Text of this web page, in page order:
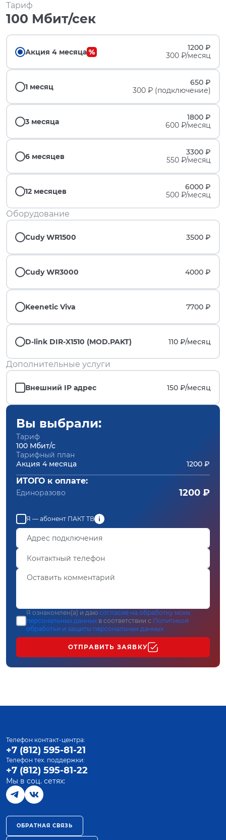
Тариф
100 Мбит/сек
Акция 4 месяца
1200 ₽
300 ₽/месяц
1 месяц
650 ₽
300 ₽ (подключение)
3 месяца
1800 ₽
600 ₽/месяц
6 месяцев
3300 ₽
550 ₽/месяц
12 месяцев
6000 ₽
500 ₽/месяц
Оборудование
Cudy WR1500 3500 ₽
Cudy WR3000 4000 ₽
Keenetic Viva 7700 ₽
D-link DIR-X1510 (MOD.PAKT) 110 ₽/месяц
Дополнительные услуги
Внешний IP адрес 150 ₽/месяц
Вы выбрали:
Тариф
100 Мбит/с
Тарифный план
Акция 4 месяца
1200 ₽
ИТОГО к оплате:
Единоразово 1200 ₽
Я — абонент ПАКТ ТВ
Я ознакомлен(а) и даю согласие на обработку моих
персональных данных в соответствии с Политикой
обработки и защиты персональных данных
ОТПРАВИТЬ ЗАЯВКУ
Телефон контакт-центра:
+7 (812) 595-81-21
Телефон тех. поддержки:
+7 (812) 595-81-22
Мы в соц. сетях:
ОБРАТНАЯ СВЯЗЬ